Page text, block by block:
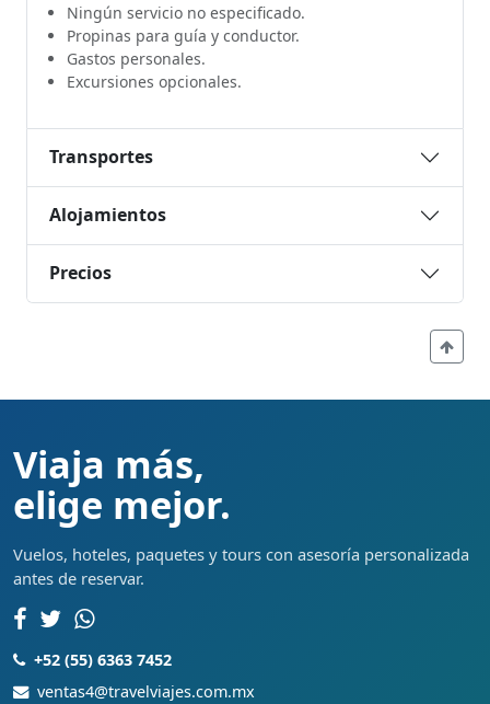
Ningún servicio no especificado.
Propinas para guía y conductor.
Gastos personales.
Excursiones opcionales.
Transportes
Alojamientos
Precios
Viaja más,
elige mejor.
Vuelos, hoteles, paquetes y tours con asesoría personalizada
antes de reservar.
+52 (55) 6363 7452
ventas4@travelviajes.com.mx